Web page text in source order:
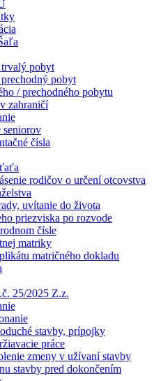
trvalý pobyt
pobyt
/ prechodného pobytu
zahraničí
seniorov
čísla
rodičov o určení otcovstva
uvítanie do života
priezviska po rozvode
čísle
matriky
matričného dokladu
25/2025 Z.z.
stavby, prípojky
práce
zmeny v užívaní stavby
stavby pred dokončením